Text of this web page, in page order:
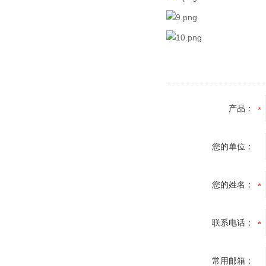
产品：
您的单位：
您的姓名：
联系电话：
常用邮箱：